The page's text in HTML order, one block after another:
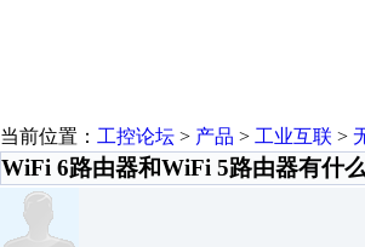
当前位置： 工控论坛 > 产品 > 工业互联 >
WiFi 6路由器和WiFi 5路由器有什